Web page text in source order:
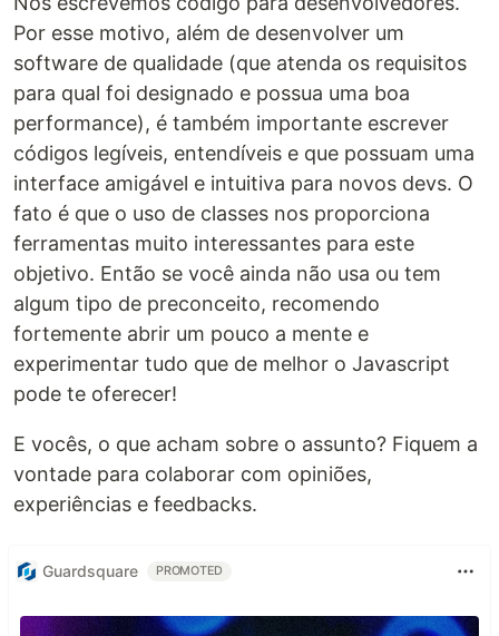
Por esse motivo, além de desenvolver um
software de qualidade (que atenda os requisitos
para qual foi designado e possua uma boa
performance), é também importante escrever
códigos legíveis, entendíveis e que possuam uma
interface amigável e intuitiva para novos devs. O
fato é que o uso de classes nos proporciona
ferramentas muito interessantes para este
objetivo. Então se você ainda não usa ou tem
algum tipo de preconceito, recomendo
fortemente abrir um pouco a mente e
experimentar tudo que de melhor o Javascript
pode te oferecer!
E vocês, o que acham sobre o assunto? Fiquem a
vontade para colaborar com opiniões,
experiências e feedbacks.
Guardsquare PROMOTED